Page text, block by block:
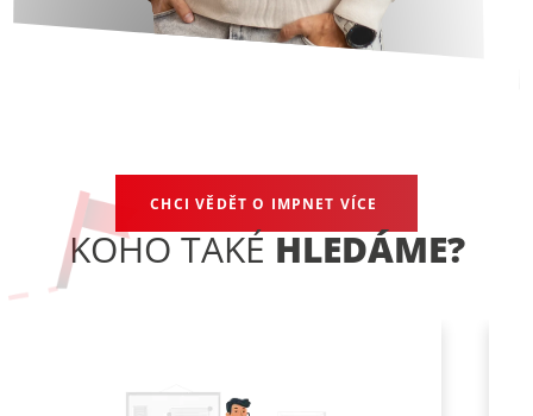
CHCI VĚDĚT O IMPNET VÍCE
KOHO TAKÉ HLEDÁME?